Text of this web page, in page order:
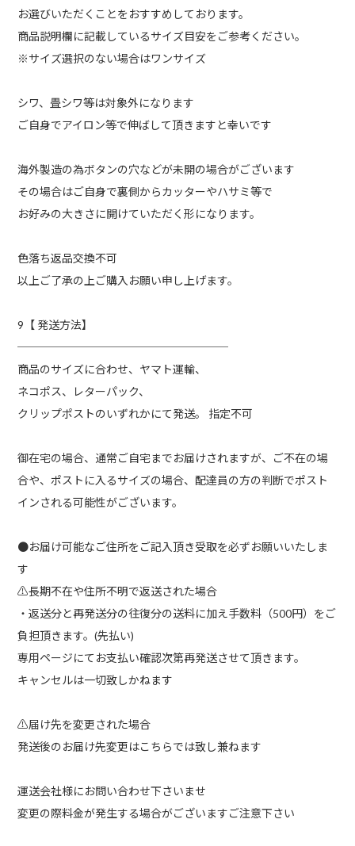
お選びいただくことをおすすめしております。
商品説明欄に記載しているサイズ目安をご参考ください。
※サイズ選択のない場合はワンサイズ
シワ、畳シワ等は対象外になります
ご自身でアイロン等で伸ばして頂きますと幸いです
海外製造の為ボタンの穴などが未開の場合がございます
その場合はご自身で裏側からカッターやハサミ等で
お好みの大きさに開けていただく形になります。
色落ち返品交換不可
以上ご了承の上ご購入お願い申し上げます。
9【 発送方法】
───────────────────
商品のサイズに合わせ、ヤマト運輸、
ネコポス、レターパック、
クリップポストのいずれかにて発送。 指定不可
御在宅の場合、通常ご自宅までお届けされますが、ご不在の場
合や、ポストに入るサイズの場合、配達員の方の判断でポスト
インされる可能性がございます。
●お届け可能なご住所をご記入頂き受取を必ずお願いいたしま
す
⚠︎長期不在や住所不明で返送された場合
・返送分と再発送分の往復分の送料に加え手数料（500円）をご
負担頂きます。(先払い)
専用ページにてお支払い確認次第再発送させて頂きます。
キャンセルは一切致しかねます
⚠︎届け先を変更された場合
発送後のお届け先変更はこちらでは致し兼ねます
運送会社様にお問い合わせ下さいませ
変更の際料金が発生する場合がございますご注意下さい